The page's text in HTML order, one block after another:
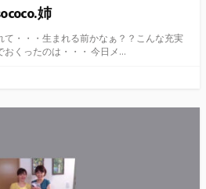
姉
・・・生まれる前かなぁ？？こんな充実
くったのは・・・ 今日メ...